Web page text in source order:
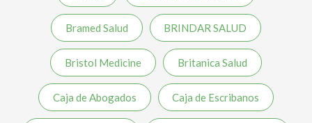
Bramed Salud BRINDAR SALUD
Bristol Medicine Britanica Salud
Caja de Abogados Caja de Escribanos